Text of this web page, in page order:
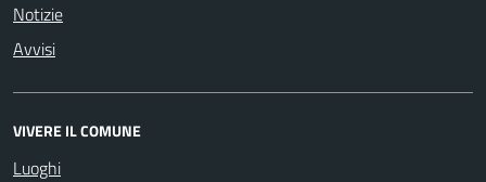
Notizie
Avvisi
VIVERE IL COMUNE
Luoghi